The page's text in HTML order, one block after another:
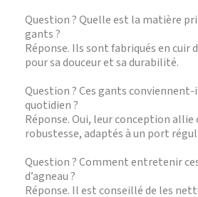
Question ? Quelle est la matière
gants ?
Réponse. Ils sont fabriqués en cuir
pour sa douceur et sa durabilité.
Question ? Ces gants conviennent-
quotidien ?
Réponse. Oui, leur conception
robustesse, adaptés à un port
Question ? Comment entretenir
d’agneau ?
Réponse. Il est conseillé de les